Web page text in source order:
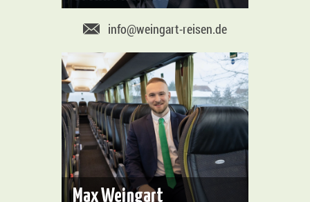
info@weingart-reisen.de
Max Weingart